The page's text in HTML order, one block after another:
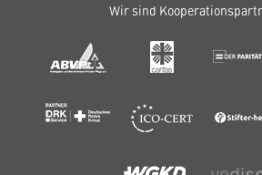
Wir sind